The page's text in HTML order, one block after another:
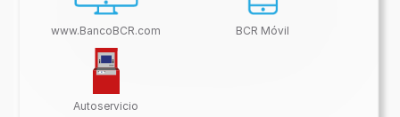
www.BancoBCR.com BCR Móvil
Autoservicio